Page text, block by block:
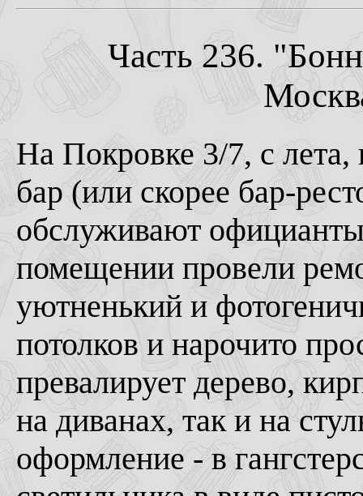
Часть 236.
На Покровке 3/7, с лета,
бар (или скорее бар-
обслуживают
помещении провели
уютненький и
потолков и нарочито
превалирует дерево,
на диванах, так и на
оформление - в